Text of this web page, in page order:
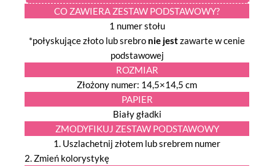
CO ZAWIERA ZESTAW PODSTAWOWY?
1 numer stołu
*połyskujące złoto lub srebro nie jestzawarte w cenie
podstawowej
ROZMIAR
Złożony numer: 14,5×14,5 cm
PAPIER
Biały gładki
ZMODYFIKUJ ZESTAW PODSTAWOWY
1. Uszlachetnij złotem lub srebrem numer
2. Zmień kolorystykę